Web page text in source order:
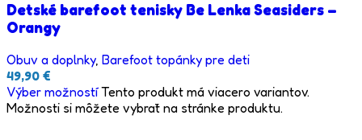
Detské barefoot tenisky Be Lenka Seasiders –
Orangy
Obuv a doplnky, Barefoot topánky pre deti
49,90 €
Výber možností Tento produkt má viacero variantov.
Možnosti si môžete vybrať na stránke produktu.